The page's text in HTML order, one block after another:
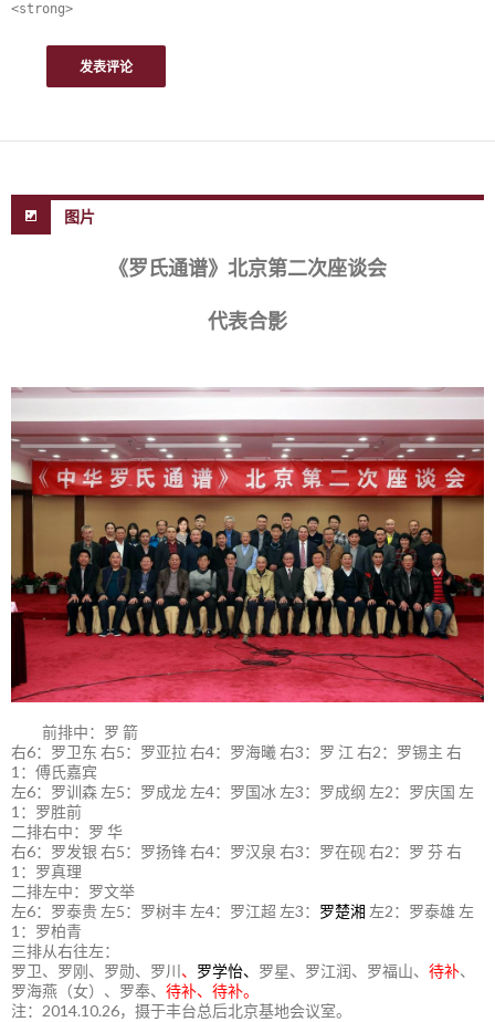
<strong>
图片
《罗氏通谱》北京第二次座谈会
代表合影
前排中：罗 箭
右6：罗卫东 右5：罗亚拉 右4：罗海曦 右3：罗 江 右2：罗锡主 右
1：傅氏嘉宾
左6：罗训森 左5：罗成龙 左4：罗国冰 左3：罗成纲 左2：罗庆国 左
1：罗胜前
二排右中：罗 华
右6：罗发银 右5：罗扬锋 右4：罗汉泉 右3：罗在砚 右2：罗 芬 右
1：罗真理
二排左中：罗文举
左6：罗泰贵 左5：罗树丰 左4：罗江超 左3： 罗楚湘 左2：罗泰雄 左
1：罗柏青
三排从右往左：
罗卫、罗刚、罗勋、罗川 、 罗学怡、 罗星、罗江润、罗福山、 待补、
罗海燕（女）、罗奉、 待补、待补。
注：2014.10.26，摄于丰台总后北京基地会议室。